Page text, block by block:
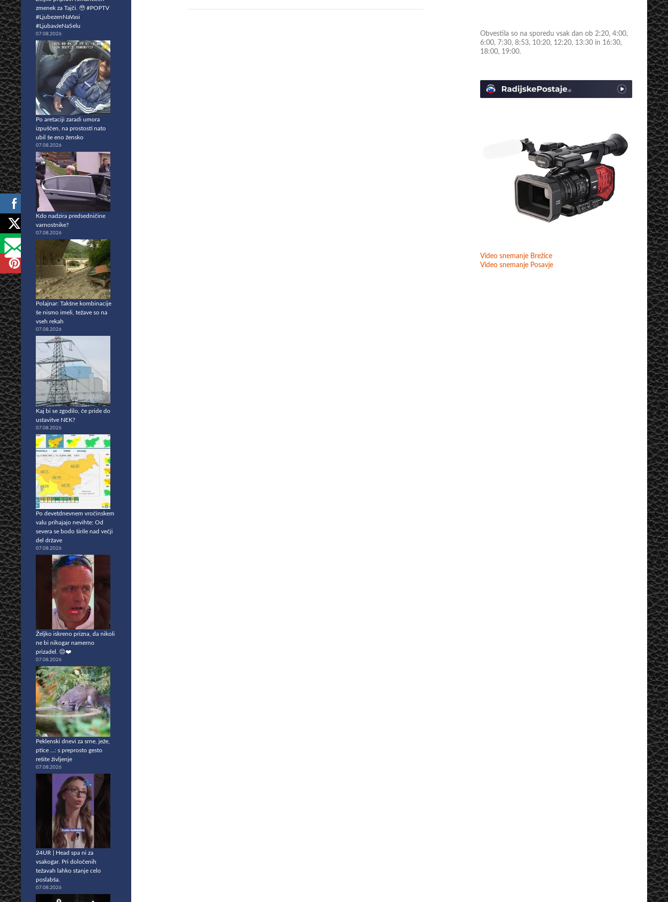
Obvestila so na sporedu vsak dan ob 2:20, 4:00,
6:00, 7:30, 8:53, 10:20, 12:20, 13:30 in 16:30,
18:00, 19:00.
Video snemanje Brežice
Video snemanje Posavje
zmenek za Tajči. 🥹 #POPTV
#LjubezenNaVasi
#LjubavJeNaSelu
07.08.2026
Po aretaciji zaradi umora
izpuščen, na prostosti nato
ubil še eno žensko
07.08.2026
Kdo nadzira predsedničine
varnostnike?
07.08.2026
Polajnar: Takšne kombinacije
še nismo imeli, težave so na
vseh rekah
07.08.2026
Kaj bi se zgodilo, če pride do
ustavitve NEK?
07.08.2026
Po devetdnevnem vročinskem
valu prihajajo nevihte: Od
severa se bodo širile nad večji
del države
07.08.2026
Željko iskreno prizna, da nikoli
ne bi nikogar namerno
prizadel. 😔❤️
07.08.2026
Peklenski dnevi za srne, ježe,
ptice …: s preprosto gesto
rešite življenje
07.08.2026
24UR | Head spa ni za
vsakogar. Pri določenih
težavah lahko stanje celo
poslabša.
07.08.2026